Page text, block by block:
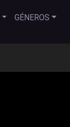
GÉNEROS